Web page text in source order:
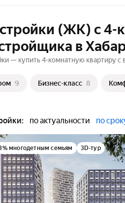
(ЖК) с 4-
в
— купить 4-комнатную квартиру
9 Бизнес-класс 8
по актуальности по
многодетным семьям 3D-тур